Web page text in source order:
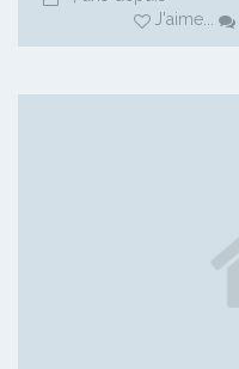
J'aime...